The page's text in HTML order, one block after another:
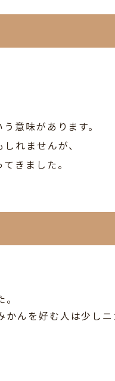
意味があります。
れませんが、
きました。
んを好む人は少しニ